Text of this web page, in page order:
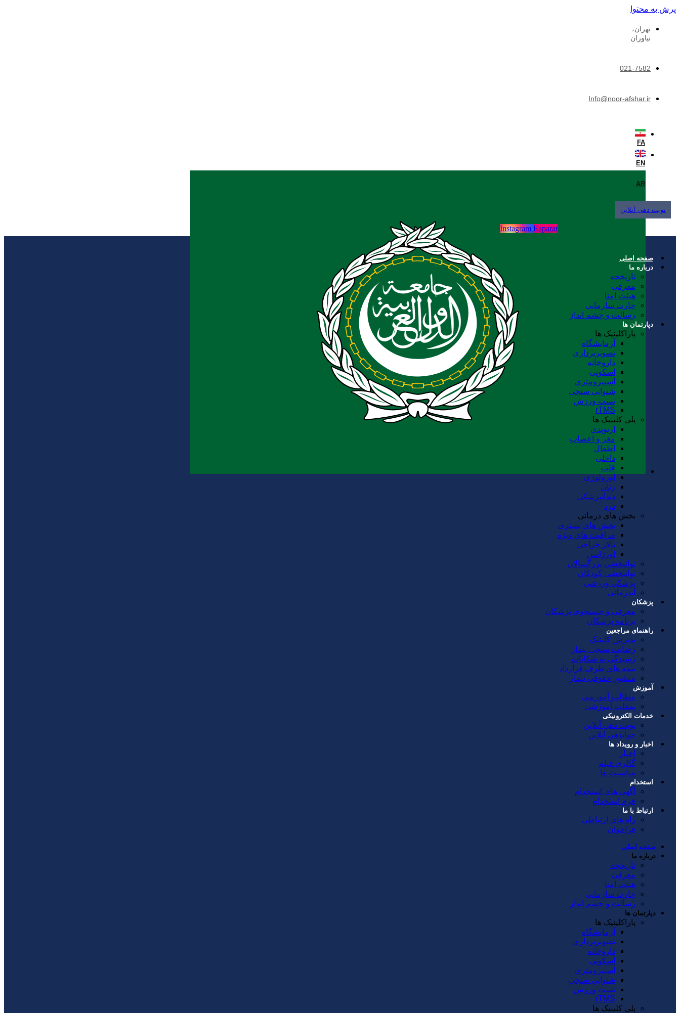
پرش به محتوا
تهران،
نیاوران
021-7582
Info@noor-afshar.ir
FA
EN
AR
نوبت دهی آنلاین
Instagram Eaparat
صفحه اصلی
درباره ما
تاریخچه
معرفی
هیئت امنا
چارت سازمانی
رسالت و چشم انداز
دپارتمان ها
پاراکلینیک ها
آزمایشگاه
تصویربرداری
داروخانه
اسکوپی
اسپیرومتری
شنوایی سنجی
تست ورزش
rTMS
پلی کلینیک ها
ارتوپدی
مغز و اعصاب
اطفال
داخلی
قلب
اورولوژی
زنان
دندانپزشکی
درد
بخش های درمانی
بخش های بستری
مراقبت های ویژه
تالار جراحی
اورژانس
توانبخشی بزرگسالان
توانبخشی کودکان
پزشکی ورزشی
آبدرمانی
پزشکان
معرفی و جستجوی پزشکان
برنامه پزشکان
راهنمای مراجعین
پذیرش کلینیک
رضایت سنجی بیمار
رسیدگی به شکایات
بیمه های طرف قرارداد
منشور حقوقی بیمار
آموزش
مطالب آموزشی
پمفلت آموزشی
خدمات الکترونیکی
نوبت دهی آنلاین
جوابدهي آنلاين
اخبار و رویداد ها
اخبار
گالری فیلم
مناسبت ها
استخدام
آگهی های استخدام
فرم استخدام
ارتباط با ما
راه های ارتباطی
فراخوان
صفحه اصلی
درباره ما
تاریخچه
معرفی
هیئت امنا
چارت سازمانی
رسالت و چشم انداز
دپارتمان ها
پاراکلینیک ها
آزمایشگاه
تصویربرداری
داروخانه
اسکوپی
اسپیرومتری
شنوایی سنجی
تست ورزش
rTMS
پلی کلینیک ها